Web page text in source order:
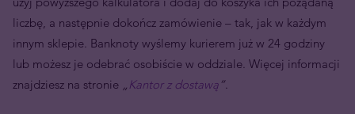
liczbę, a następnie dokończ zamówienie – tak, jak w każdym
innym sklepie. Banknoty wyślemy kurierem już w 24 godziny
lub możesz je odebrać osobiście w oddziale. Więcej informacji
znajdziesz na stronie „ Kantor z dostawą ”.